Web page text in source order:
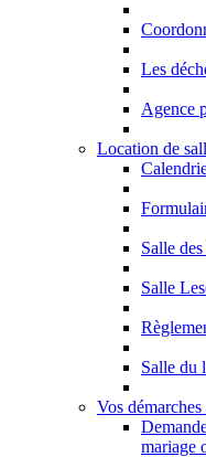
Les
Agence
Location de
Salle
Salle
Salle du
Vos
mariage